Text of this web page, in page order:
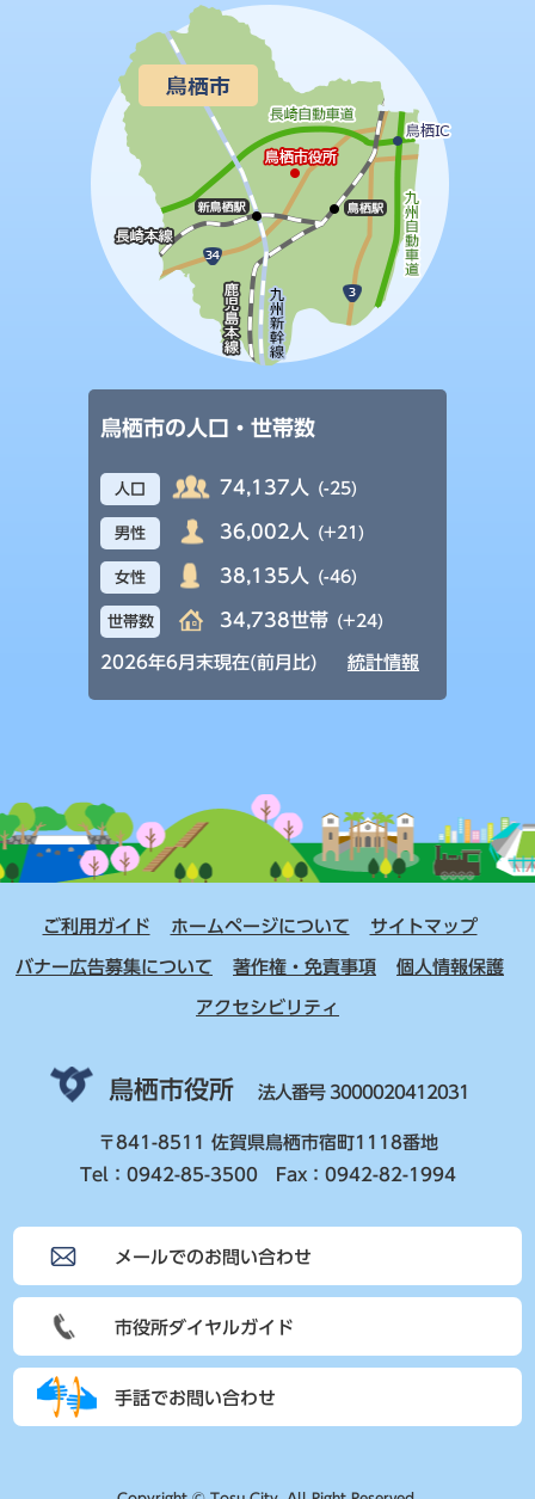
鳥栖市の人口・世帯数
人口 74,137人 (-25)
男性 36,002人 (+21)
女性 38,135人 (-46)
世帯数 34,738世帯 (+24)
2026年6月末現在(前月比) 統計情報
ご利用ガイド ホームページについて サイトマップ
バナー広告募集について 著作権・免責事項 個人情報保護
アクセシビリティ
鳥栖市役所 法人番号 3000020412031
〒841-8511 佐賀県鳥栖市宿町1118番地
Tel：0942-85-3500 Fax：0942-82-1994
メールでのお問い合わせ
市役所ダイヤルガイド
手話でお問い合わせ